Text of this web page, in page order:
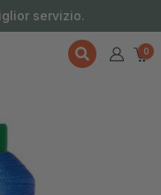
servizio.
0